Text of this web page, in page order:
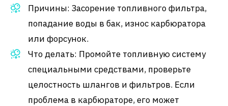
Причины: Засорение топливного фильтра,
попадание воды в бак, износ карбюратора
или форсунок.
Что делать: Промойте топливную систему
специальными средствами, проверьте
целостность шлангов и фильтров. Если
проблема в карбюраторе, его может